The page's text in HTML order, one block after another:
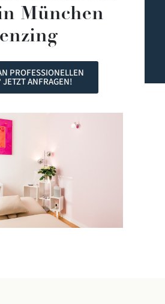
München
PROFESSIONELLEN
JETZT ANFRAGEN!